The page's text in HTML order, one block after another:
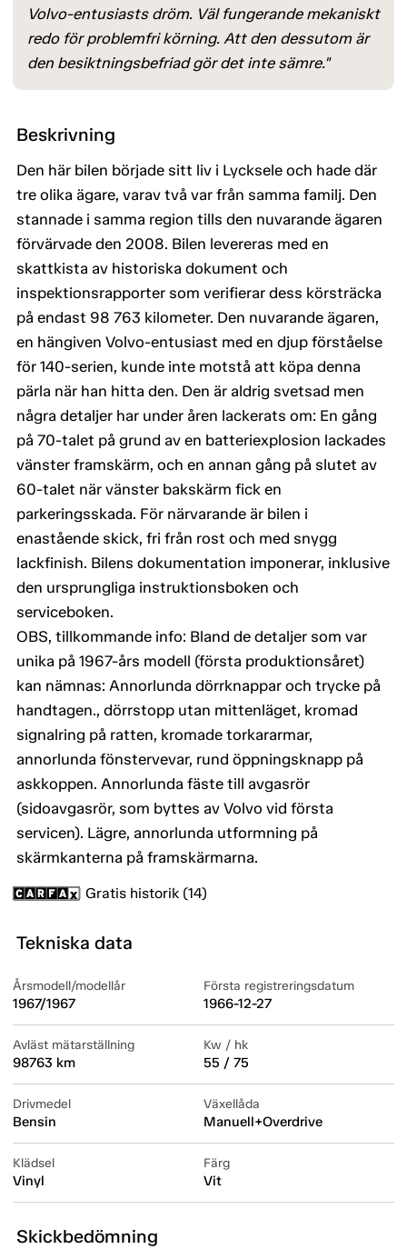
Volvo-entusiasts dröm. Väl fungerande mekaniskt
redo för problemfri körning. Att den dessutom är
den besiktningsbefriad gör det inte sämre."
Beskrivning
Den här bilen började sitt liv i Lycksele och hade där
tre olika ägare, varav två var från samma familj. Den
stannade i samma region tills den nuvarande ägaren
förvärvade den 2008. Bilen levereras med en
skattkista av historiska dokument och
inspektionsrapporter som verifierar dess körsträcka
på endast 98 763 kilometer. Den nuvarande ägaren,
en hängiven Volvo-entusiast med en djup förståelse
för 140-serien, kunde inte motstå att köpa denna
pärla när han hitta den. Den är aldrig svetsad men
några detaljer har under åren lackerats om: En gång
på 70-talet på grund av en batteriexplosion lackades
vänster framskärm, och en annan gång på slutet av
60-talet när vänster bakskärm fick en
parkeringsskada. För närvarande är bilen i
enastående skick, fri från rost och med snygg
lackfinish. Bilens dokumentation imponerar, inklusive
den ursprungliga instruktionsboken och
serviceboken.
OBS, tillkommande info: Bland de detaljer som var
unika på 1967-års modell (första produktionsåret)
kan nämnas: Annorlunda dörrknappar och trycke på
handtagen., dörrstopp utan mittenläget, kromad
signalring på ratten, kromade torkararmar,
annorlunda fönstervevar, rund öppningsknapp på
askkoppen. Annorlunda fäste till avgasrör
(sidoavgasrör, som byttes av Volvo vid första
servicen). Lägre, annorlunda utformning på
skärmkanterna på framskärmarna.
Gratis historik (14)
Tekniska data
Årsmodell/modellår
1967/1967
Första registreringsdatum
1966-12-27
Avläst mätarställning
98763 km
Kw / hk
55 / 75
Drivmedel
Bensin
Växellåda
Manuell+Overdrive
Klädsel
Vinyl
Färg
Vit
Skickbedömning